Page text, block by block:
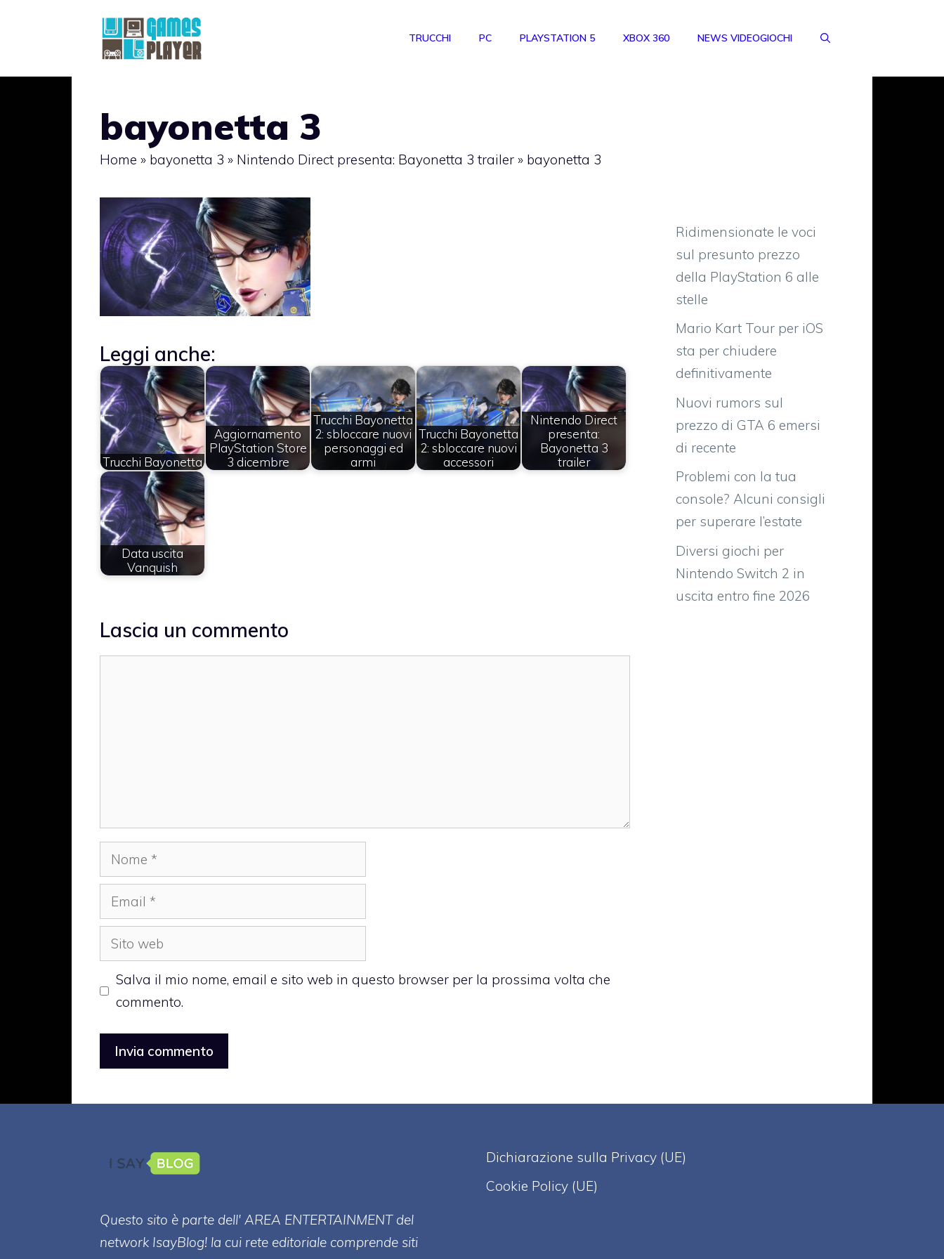
TRUCCHI PC PLAYSTATION 5 XBOX 360 NEWS VIDEOGIOCHI
bayonetta 3
Home » bayonetta 3 » Nintendo Direct presenta: Bayonetta 3 trailer » bayonetta 3
Leggi anche:
Trucchi Bayonetta
Aggiornamento
PlayStation Store
3 dicembre
Trucchi Bayonetta
2: sbloccare nuovi
personaggi ed
armi
Trucchi Bayonetta
2: sbloccare nuovi
accessori
Nintendo Direct
presenta:
Bayonetta 3
trailer
Data uscita
Vanquish
Lascia un commento
Nome
Email
Sito
web
Salva il mio nome, email e sito web in questo browser per la prossima volta che
commento.
Ridimensionate le voci
sul presunto prezzo
della PlayStation 6 alle
stelle
Mario Kart Tour per iOS
sta per chiudere
definitivamente
Nuovi rumors sul
prezzo di GTA 6 emersi
di recente
Problemi con la tua
console? Alcuni consigli
per superare l’estate
Diversi giochi per
Nintendo Switch 2 in
uscita entro fine 2026
Questo sito è parte dell' AREA ENTERTAINMENT del
network IsayBlog! la cui rete editoriale comprende siti
Dichiarazione sulla Privacy (UE)
Cookie Policy (UE)